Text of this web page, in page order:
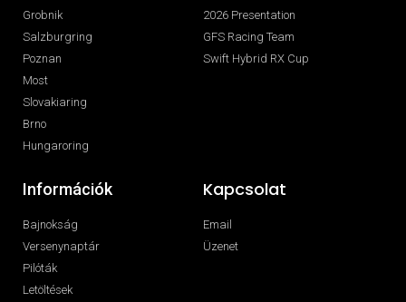
Grobnik
Salzburgring
Poznan
Most
Slovakiaring
Brno
Hungaroring
2026 Presentation
GFS Racing Team
Swift Hybrid RX Cup
Információk
Bajnokság
Versenynaptár
Pilóták
Letöltések
Kapcsolat
Email
Üzenet